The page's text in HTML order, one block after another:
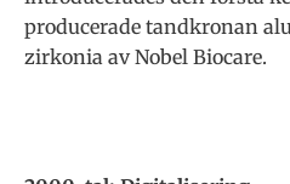
producerade tandkronan
zirkonia av Nobel Biocare.